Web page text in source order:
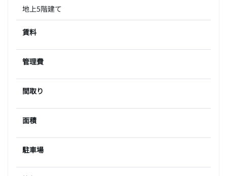
地上5階建て
賃料
管理費
間取り
面積
駐車場